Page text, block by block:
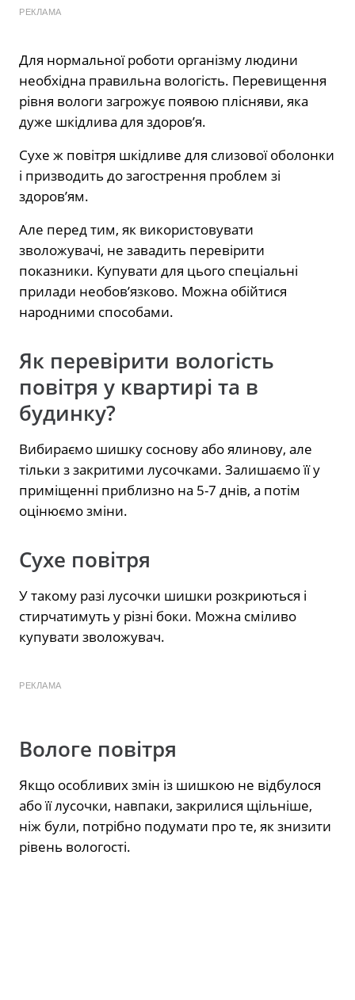
РЕКЛАМА
Для нормальної роботи організму людини
необхідна правильна вологість. Перевищення
рівня вологи загрожує появою плісняви, яка
дуже шкідлива для здоров’я.
Сухе ж повітря шкідливе для слизової оболонки
і призводить до загострення проблем зі
здоров’ям.
Але перед тим, як використовувати
зволожувачі, не завадить перевірити
показники. Купувати для цього спеціальні
прилади необов’язково. Можна обійтися
народними способами.
Як перевірити вологість
повітря у квартирі та в
будинку?
Вибираємо шишку соснову або ялинову, але
тільки з закритими лусочками. Залишаємо її у
приміщенні приблизно на 5-7 днів, а потім
оцінюємо зміни.
Сухе повітря
У такому разі лусочки шишки розкриються і
стирчатимуть у різні боки. Можна сміливо
купувати зволожувач.
РЕКЛАМА
Вологе повітря
Якщо особливих змін із шишкою не відбулося
або її лусочки, навпаки, закрилися щільніше,
ніж були, потрібно подумати про те, як знизити
рівень вологості.